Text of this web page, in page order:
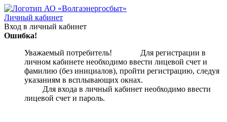
Личный кабинет
Вход в личный кабинет
Ошибка!
Уважаемый потребитель! Для регистрации в
личном кабинете необходимо ввести лицевой счет и
фамилию (без инициалов), пройти регистрацию, следуя
указаниям в всплывающих окнах.
Для входа в личный кабинет необходимо ввести
лицевой счет и пароль.